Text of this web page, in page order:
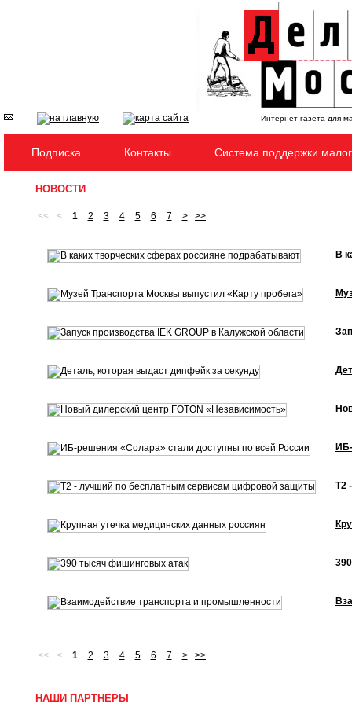
Интернет-газета для
Подписка Контакты Система поддержки
НОВОСТИ
<< < 1 2 3 4 5 6 7 > >>
В
Т2
<< < 1 2 3 4 5 6 7 > >>
НАШИ ПАРТНЕРЫ